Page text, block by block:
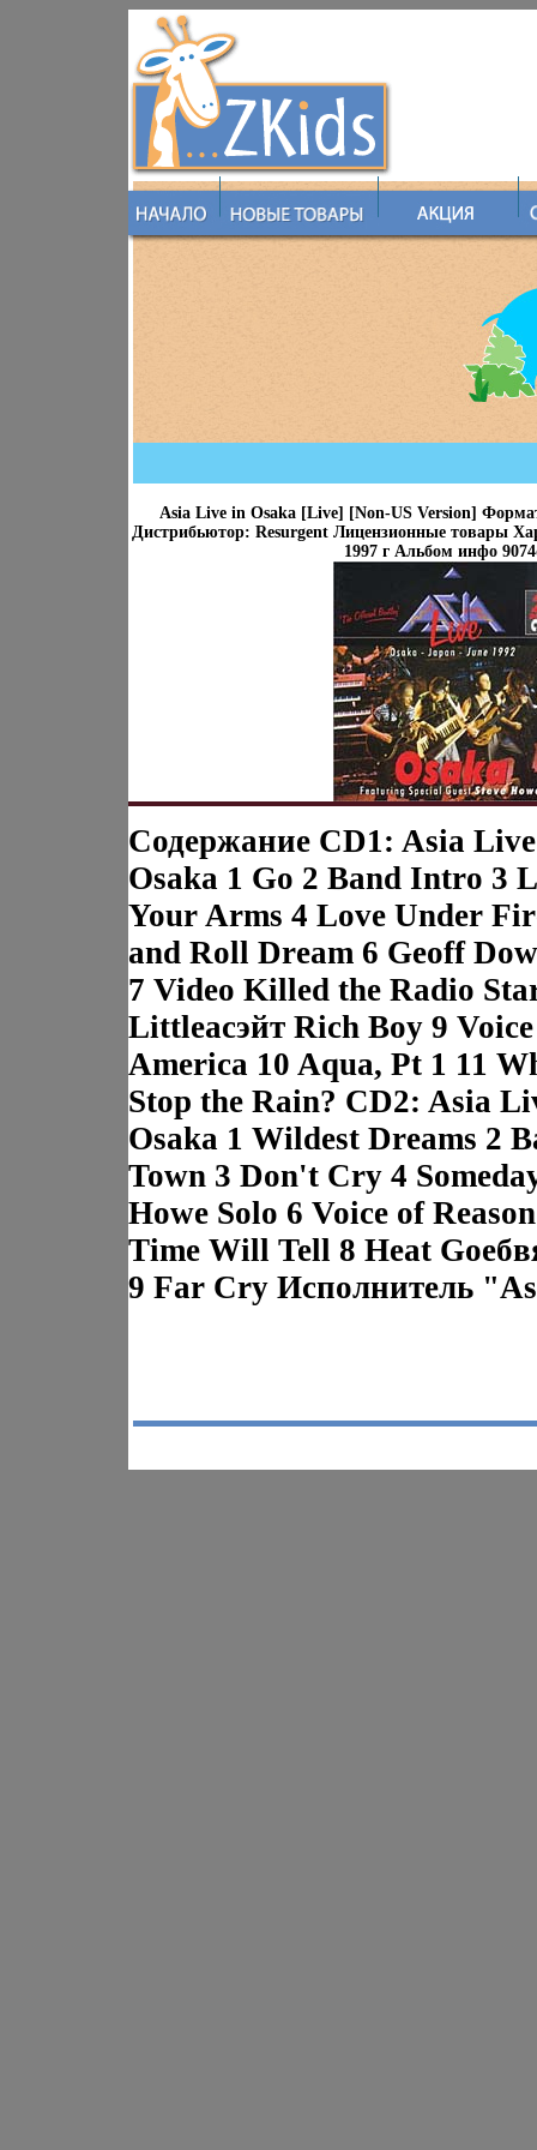
Asia Live in Osaka [Live] [Non-US Version]
Дистрибьютор: Resurgent Лицензионные товары
1997 г Альбом инфо
Содержание CD1: Asia
Osaka 1 Go 2 Band Intro 3
Your Arms 4 Love Under
and Roll Dream 6 Geoff
7 Video Killed the Radio
Littleасэйт Rich Boy 9
America 10 Aqua, Pt 1 11
Stop the Rain? CD2: Asia
Osaka 1 Wildest Dreams 2
Town 3 Don't Cry 4
Howe Solo 6 Voice of
Time Will Tell 8 Heat
9 Far Cry Исполнитель